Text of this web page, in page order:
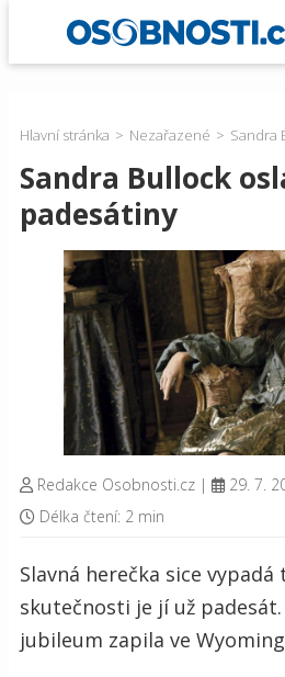
Hlavní stránka Nezařazené Sandra
Sandra Bullock
padesátiny
Redakce Osobnosti.cz | 29. 7.
Délka čtení: 2 min
Slavná herečka sice
skutečnosti je jí už
jubileum zapila ve